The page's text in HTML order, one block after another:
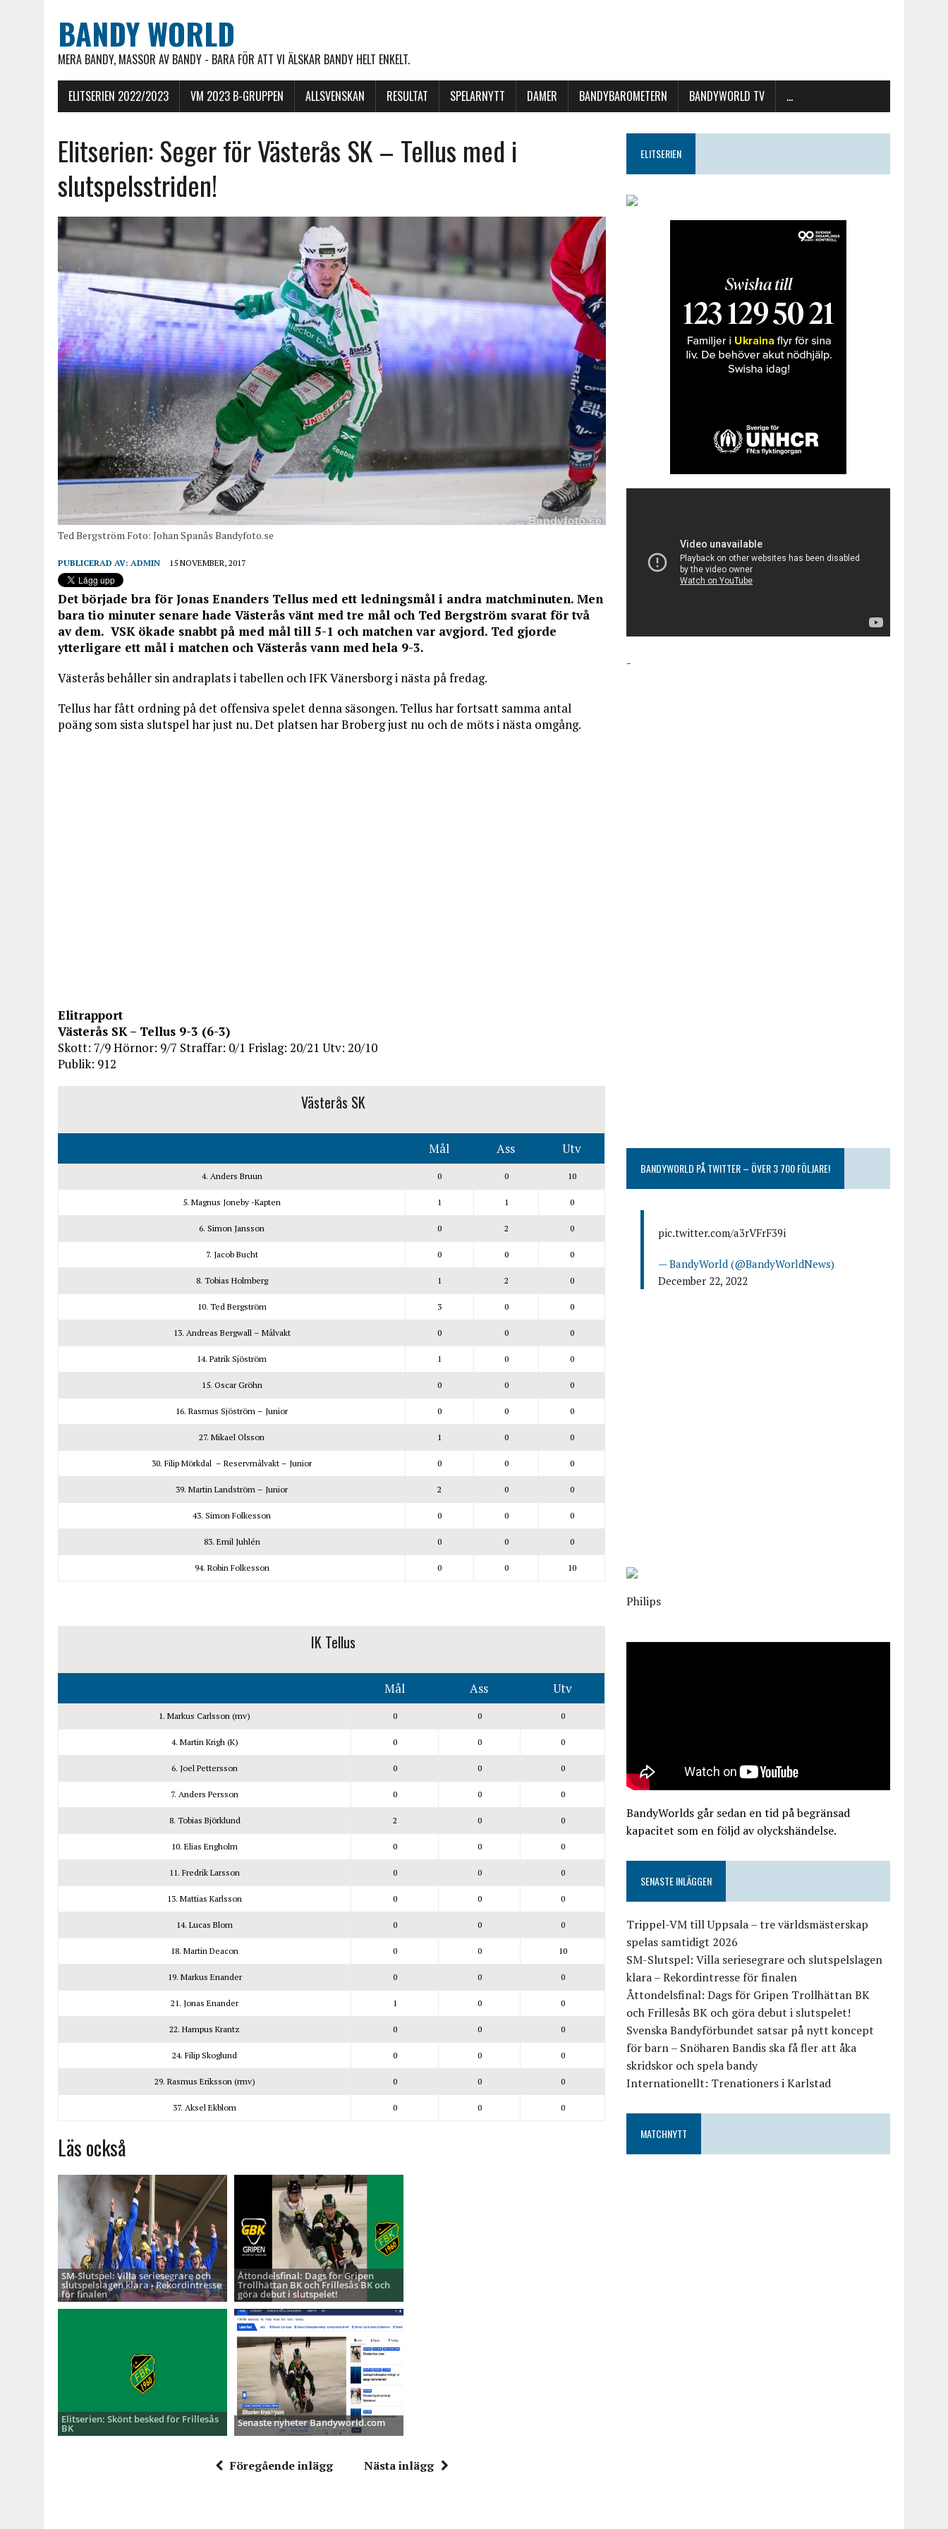
BANDY WORLD
MERA BANDY, MASSOR AV BANDY - BARA FÖR ATT VI ÄLSKAR BANDY HELT ENKELT.
ELITSERIEN 2022/2023 VM 2023 B-GRUPPEN ALLSVENSKAN RESULTAT SPELARNYTT DAMER BANDYBAROMETERN BANDYWORLD TV …
Elitserien: Seger för Västerås SK – Tellus med i
slutspelsstriden!
Ted Bergström Foto: Johan Spanås Bandyfoto.se
PUBLICERAD AV: ADMIN 15 NOVEMBER, 2017
Det började bra för Jonas Enanders Tellus med ett ledningsmål i andra matchminuten. Men
bara tio minuter senare hade Västerås vänt med tre mål och Ted Bergström svarat för två
av dem. VSK ökade snabbt på med mål till 5-1 och matchen var avgjord. Ted gjorde
ytterligare ett mål i matchen och Västerås vann med hela 9-3.
Västerås behåller sin andraplats i tabellen och IFK Vänersborg i nästa på fredag.
Tellus har fått ordning på det offensiva spelet denna säsongen. Tellus har fortsatt samma antal
poäng som sista slutspel har just nu. Det platsen har Broberg just nu och de möts i nästa omgång.
Elitrapport
Västerås SK – Tellus 9-3 (6-3)
Skott: 7/9Hörnor: 9/7 Straffar: 0/1 Frislag: 20/21 Utv: 20/10
Publik: 912
Västerås SK
Mål Ass Utv
4. Anders Bruun 0 0 10
5. Magnus Joneby -Kapten 1 1 0
6. Simon Jansson 0 2 0
7. Jacob Bucht 0 0 0
8. Tobias Holmberg 1 2 0
10. Ted Bergström 3 0 0
13. Andreas Bergwall – Målvakt 0 0 0
14. Patrik Sjöström 1 0 0
15. Oscar Gröhn 0 0 0
16. Rasmus Sjöström – Junior 0 0 0
27. Mikael Olsson 1 0 0
30. Filip Mörkdal – Reservmålvakt – Junior 0 0 0
39. Martin Landström – Junior 2 0 0
43. Simon Folkesson 0 0 0
83. Emil Juhlén 0 0 0
94. Robin Folkesson 0 0 10
IK Tellus
Mål Ass Utv
1. Markus Carlsson (mv) 0 0 0
4. Martin Krigh (K) 0 0 0
6. Joel Pettersson 0 0 0
7. Anders Persson 0 0 0
8. Tobias Björklund 2 0 0
10. Elias Engholm 0 0 0
11. Fredrik Larsson 0 0 0
13. Mattias Karlsson 0 0 0
14. Lucas Blom 0 0 0
18. Martin Deacon 0 0 10
19. Markus Enander 0 0 0
21. Jonas Enander 1 0 0
22. Hampus Krantz 0 0 0
24. Filip Skoglund 0 0 0
29. Rasmus Eriksson (rmv) 0 0 0
37. Aksel Ekblom 0 0 0
Läs också
SM-Slutspel: Villa seriesegrare och
slutspelslagen klara - Rekordintresse
för finalen
Åttondelsfinal: Dags för Gripen
Trollhättan BK och Frillesås BK och
göra debut i slutspelet!
Elitserien: Skönt besked för Frillesås
BK Senaste nyheter Bandyworld.com
Föregående inlägg Nästa inlägg
ELITSERIEN
-
BANDYWORLD PÅ TWITTER – ÖVER 3 700 FÖLJARE!
pic.twitter.com/a3rVFrF39i
— BandyWorld (@BandyWorldNews)
December 22, 2022
Philips
BandyWorlds går sedan en tid på begränsad
kapacitet som en följd av olyckshändelse.
SENASTE INLÄGGEN
Trippel-VM till Uppsala – tre världsmästerskap
spelas samtidigt 2026
SM-Slutspel: Villa seriesegrare och slutspelslagen
klara – Rekordintresse för finalen
Åttondelsfinal: Dags för Gripen Trollhättan BK
och Frillesås BK och göra debut i slutspelet!
Svenska Bandyförbundet satsar på nytt koncept
för barn – Snöharen Bandis ska få fler att åka
skridskor och spela bandy
Internationellt: Trenationers i Karlstad
MATCHNYTT